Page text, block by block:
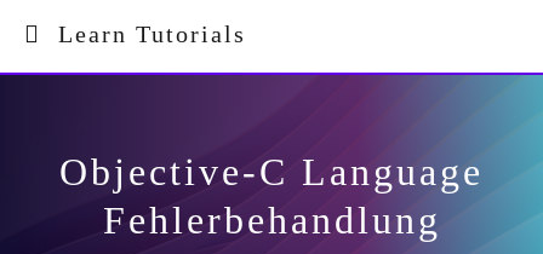
Learn Tutorials
Objective-C Language
Fehlerbehandlung